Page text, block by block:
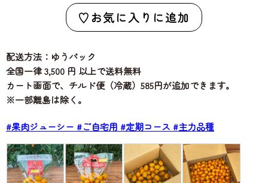
お気に入りに追加
配送方法：ゆうパック
全国一律 3,500 円 以上で送料無料
カート画面で、チルド便（冷蔵）585円が追加できます。
※一部離島は除く。
#果肉ジューシー #ご自宅用 #定期コース #主力品種